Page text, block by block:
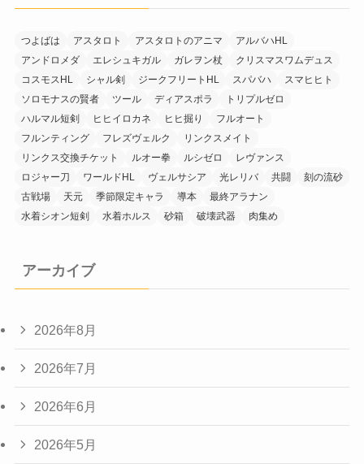
つよばは アスタロト アスタロトのアニマ
アルバハHL
アンドロメダ
エレシュキガル ガレヲン杖
クリスマスワムデュス
コスモスHL
シャル剣 ジークフリートHL スパバハ
スマヒヒト
ソロモナスの賢者
ツール ディアスポラ
トリプルゼロ
ハルマル短剣
ヒヒイロカネ ヒヒ掘り
フルオート
フルンティング
フレズヴェルク
リンクスメイト
リンクス交換チケット
ルオー拳 ルシゼロ
レヴァンス
ロジャー刀
ワールドHL ヴェルサシア 光レリバ 共闘
刻の流砂
古戦場
天元 季節限定キャラ 導本
最終アラナン
水着シオン短剣
水着ホルス 砂箱 破壊武器 肉集め
アーカイブ
2026年8月
2026年7月
2026年6月
2026年5月